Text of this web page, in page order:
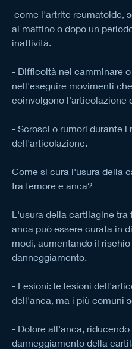
al mattino o dopo un
inattività.
- Difficoltà nel camminare o
nell'eseguire movimenti che
coinvolgono l'articolazione
- Scrosci o rumori durante i
dell'articolazione.
Come si cura l'usura della
tra femore e anca?
L'usura della cartilagine tra
anca può essere curata in
modi, aumentando il
danneggiamento.
- Lesioni: le lesioni
dell'anca, ma i più comuni
- Dolore all'anca,
danneggiamento della